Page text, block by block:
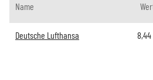
Name
Deutsche Lufthansa 8,44